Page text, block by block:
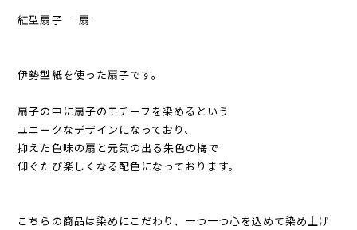
紅型扇子 -扇-
伊勢型紙を使った扇子です。
扇子の中に扇子のモチーフを染めるという
ユニークなデザインになっており、
抑えた色味の扇と元気の出る朱色の梅で
仰ぐたび楽しくなる配色になっております。
こちらの商品は染めにこだわり、一つ一つ心を込めて染め上げ